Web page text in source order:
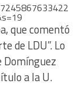
que comentó
de LDU”. Lo
Domínguez
a la U.